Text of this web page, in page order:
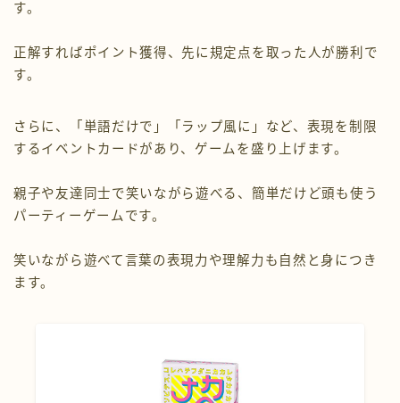
す。
正解すればポイント獲得、先に規定点を取った人が勝利で
す。
さらに、「単語だけで」「ラップ風に」など、表現を制限
するイベントカードがあり、ゲームを盛り上げます。
親子や友達同士で笑いながら遊べる、簡単だけど頭も使う
パーティーゲームです。
笑いながら遊べて言葉の表現力や理解力も自然と身につき
ます。